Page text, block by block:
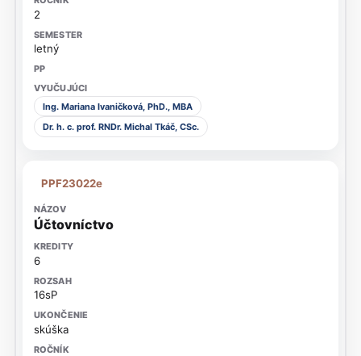
2
letný
Ing. Mariana Ivaničková, PhD., MBA
Dr. h. c. prof. RNDr. Michal Tkáč, CSc.
PPF23022e
Účtovníctvo
6
16sP
skúška